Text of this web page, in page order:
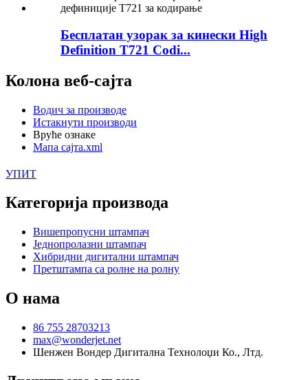
Бесплатан узорак за кинески High
Definition T721 Codi...
Колона веб-сајта
Водич за производе
Истакнути производи
Вруће ознаке
Мапа сајта.xml
УПИТ
Категорија производа
Вишепропусни штампач
Једнопролазни штампач
Хибридни дигитални штампач
Претштампа са ролне на ролну
О нама
86 755 28703213
max@wonderjet.net
Шенжен Вондер Дигитална Технолоџи Ко., Лтд.